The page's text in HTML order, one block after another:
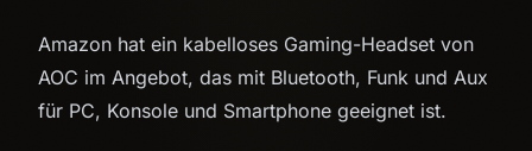
Amazon hat ein kabelloses Gaming-Headset von
AOC im Angebot, das mit Bluetooth, Funk und Aux
für PC, Konsole und Smartphone geeignet ist.